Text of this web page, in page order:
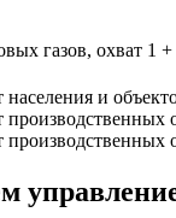
газов, охват 1 +
и